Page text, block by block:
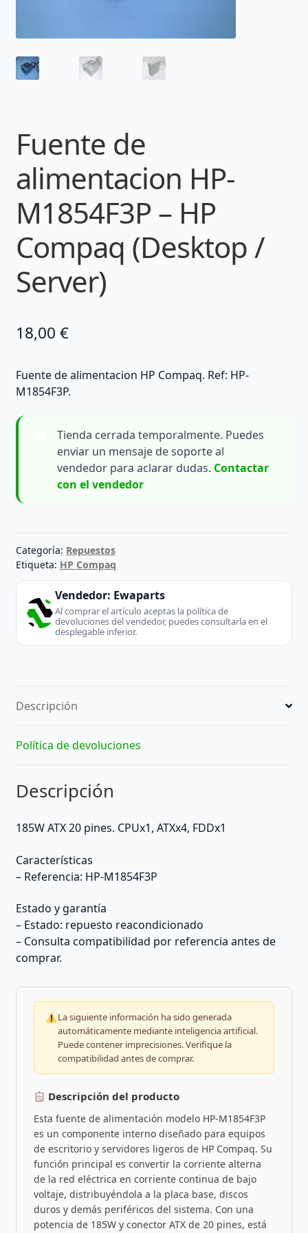
Fuente de
alimentacion HP-
M1854F3P – HP
Compaq (Desktop /
Server)
18,00 €
Fuente de alimentacion HP Compaq. Ref: HP-
M1854F3P.
Tienda cerrada temporalmente. Puedes
enviar un mensaje de soporte al
vendedor para aclarar dudas. Contactar
con el vendedor
Categoría: Repuestos
Etiqueta: HP Compaq
Vendedor: Ewaparts
Al comprar el artículo aceptas la política de
devoluciones del vendedor, puedes consultarla en el
desplegable inferior.
Descripción
Política de devoluciones
Descripción
185W ATX 20 pines. CPUx1, ATXx4, FDDx1
Características
– Referencia: HP-M1854F3P
Estado y garantía
– Estado: repuesto reacondicionado
– Consulta compatibilidad por referencia antes de
comprar.
La siguiente información ha sido generada
automáticamente mediante inteligencia artificial.
Puede contener imprecisiones. Verifique la
compatibilidad antes de comprar.
Descripción del producto
Esta fuente de alimentación modelo HP-M1854F3P
es un componente interno diseñado para equipos
de escritorio y servidores ligeros de HP Compaq. Su
función principal es convertir la corriente alterna
de la red eléctrica en corriente continua de bajo
voltaje, distribuyéndola a la placa base, discos
duros y demás periféricos del sistema. Con una
potencia de 185W y conector ATX de 20 pines, está